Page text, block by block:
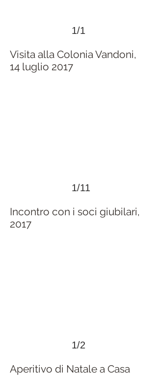
1/1
Visita alla Colonia Vandoni,
14 luglio 2017
>
1/11
Incontro con i soci giubilari,
2017
>
1/2
Aperitivo di Natale a Casa